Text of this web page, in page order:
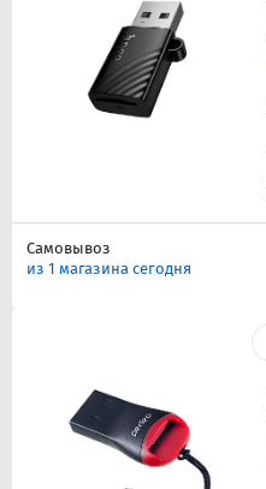
Самовывоз
из 1 магазина сегодня